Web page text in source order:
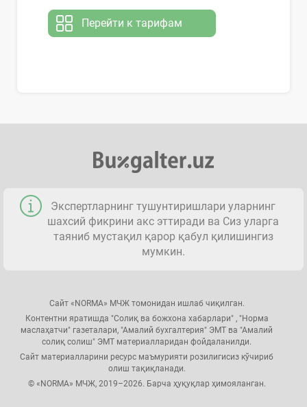
Перейти к тарифам
Экспертларнинг тушунтиришлари уларнинг
шахсий фикрини акс эттиради ва Сиз уларга
таяниб мустақил қарор қабул қилишингиз
мумкин.
Сайт «NORMA» МЧЖ томонидан ишлаб чиқилган.
Контентни яратишда "Солиқ ва божхона хабарлари" , "Норма
маслаҳатчи" газеталари, "Амалий бухгалтерия" ЭМТ ва "Амалий
солиқ солиш" ЭМТ материалларидан фойдаланилди.
Сайт материалларини ресурс маъмурияти розилигисиз кўчириб
олиш тақиқланади.
© «NORMA» МЧЖ, 2019–2026. Барча ҳуқуқлар ҳимояланган.